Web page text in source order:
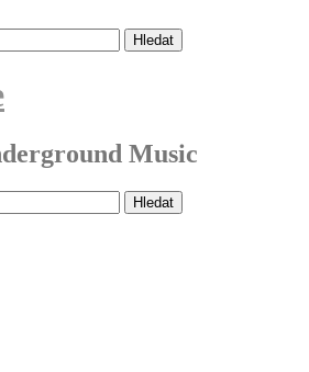
Music